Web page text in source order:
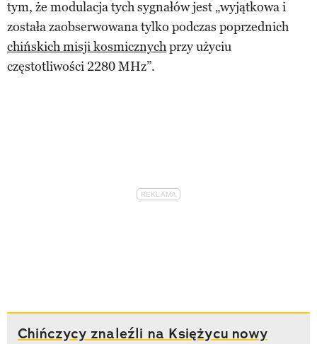
tym, że modulacja tych sygnałów jest „wyjątkowa i
została zaobserwowana tylko podczas poprzednich
chińskich misji kosmicznychprzy użyciu
częstotliwości 2280 MHz”.
Chińczycy znaleźli na Księżycu nowy